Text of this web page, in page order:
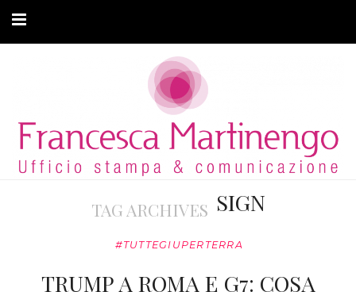
ARTICOLI
MODA ADATTIVA
TAG ARCHIVES SIGN
#TUTTEGIUPERTERRA
TRUMP A ROMA E G7: COSA